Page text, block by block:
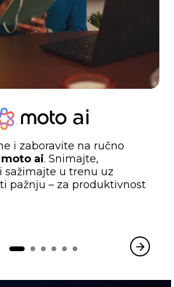
i zaboravite na ručno
moto ai. Snimajte,
sažimajte u trenu uz
pažnju – za produktivnost